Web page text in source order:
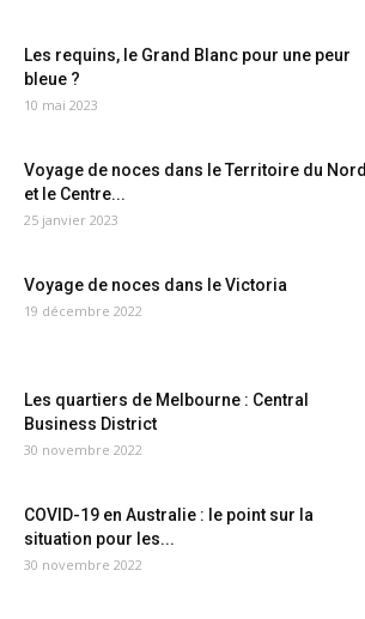
Les requins, le Grand Blanc pour une peur
bleue ?
10 mai 2023
Voyage de noces dans le Territoire du Nord
et le Centre...
25 janvier 2023
Voyage de noces dans le Victoria
19 décembre 2022
Les quartiers de Melbourne : Central
Business District
30 novembre 2022
COVID-19 en Australie : le point sur la
situation pour les...
30 novembre 2022